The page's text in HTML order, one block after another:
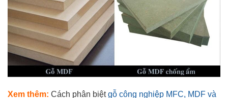
Xem thêm: Cách phân biệtgỗ công nghiệp MFC, MDF và